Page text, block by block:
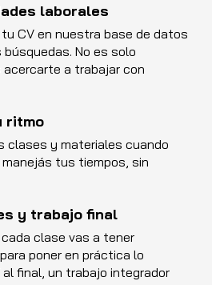
laborales
CV en nuestra base de datos
No es solo
acercarte a trabajar con
ritmo
clases y materiales cuando
manejás tus tiempos, sin
y trabajo final
clase vas a tener
poner en práctica lo
al final, un trabajo integrador